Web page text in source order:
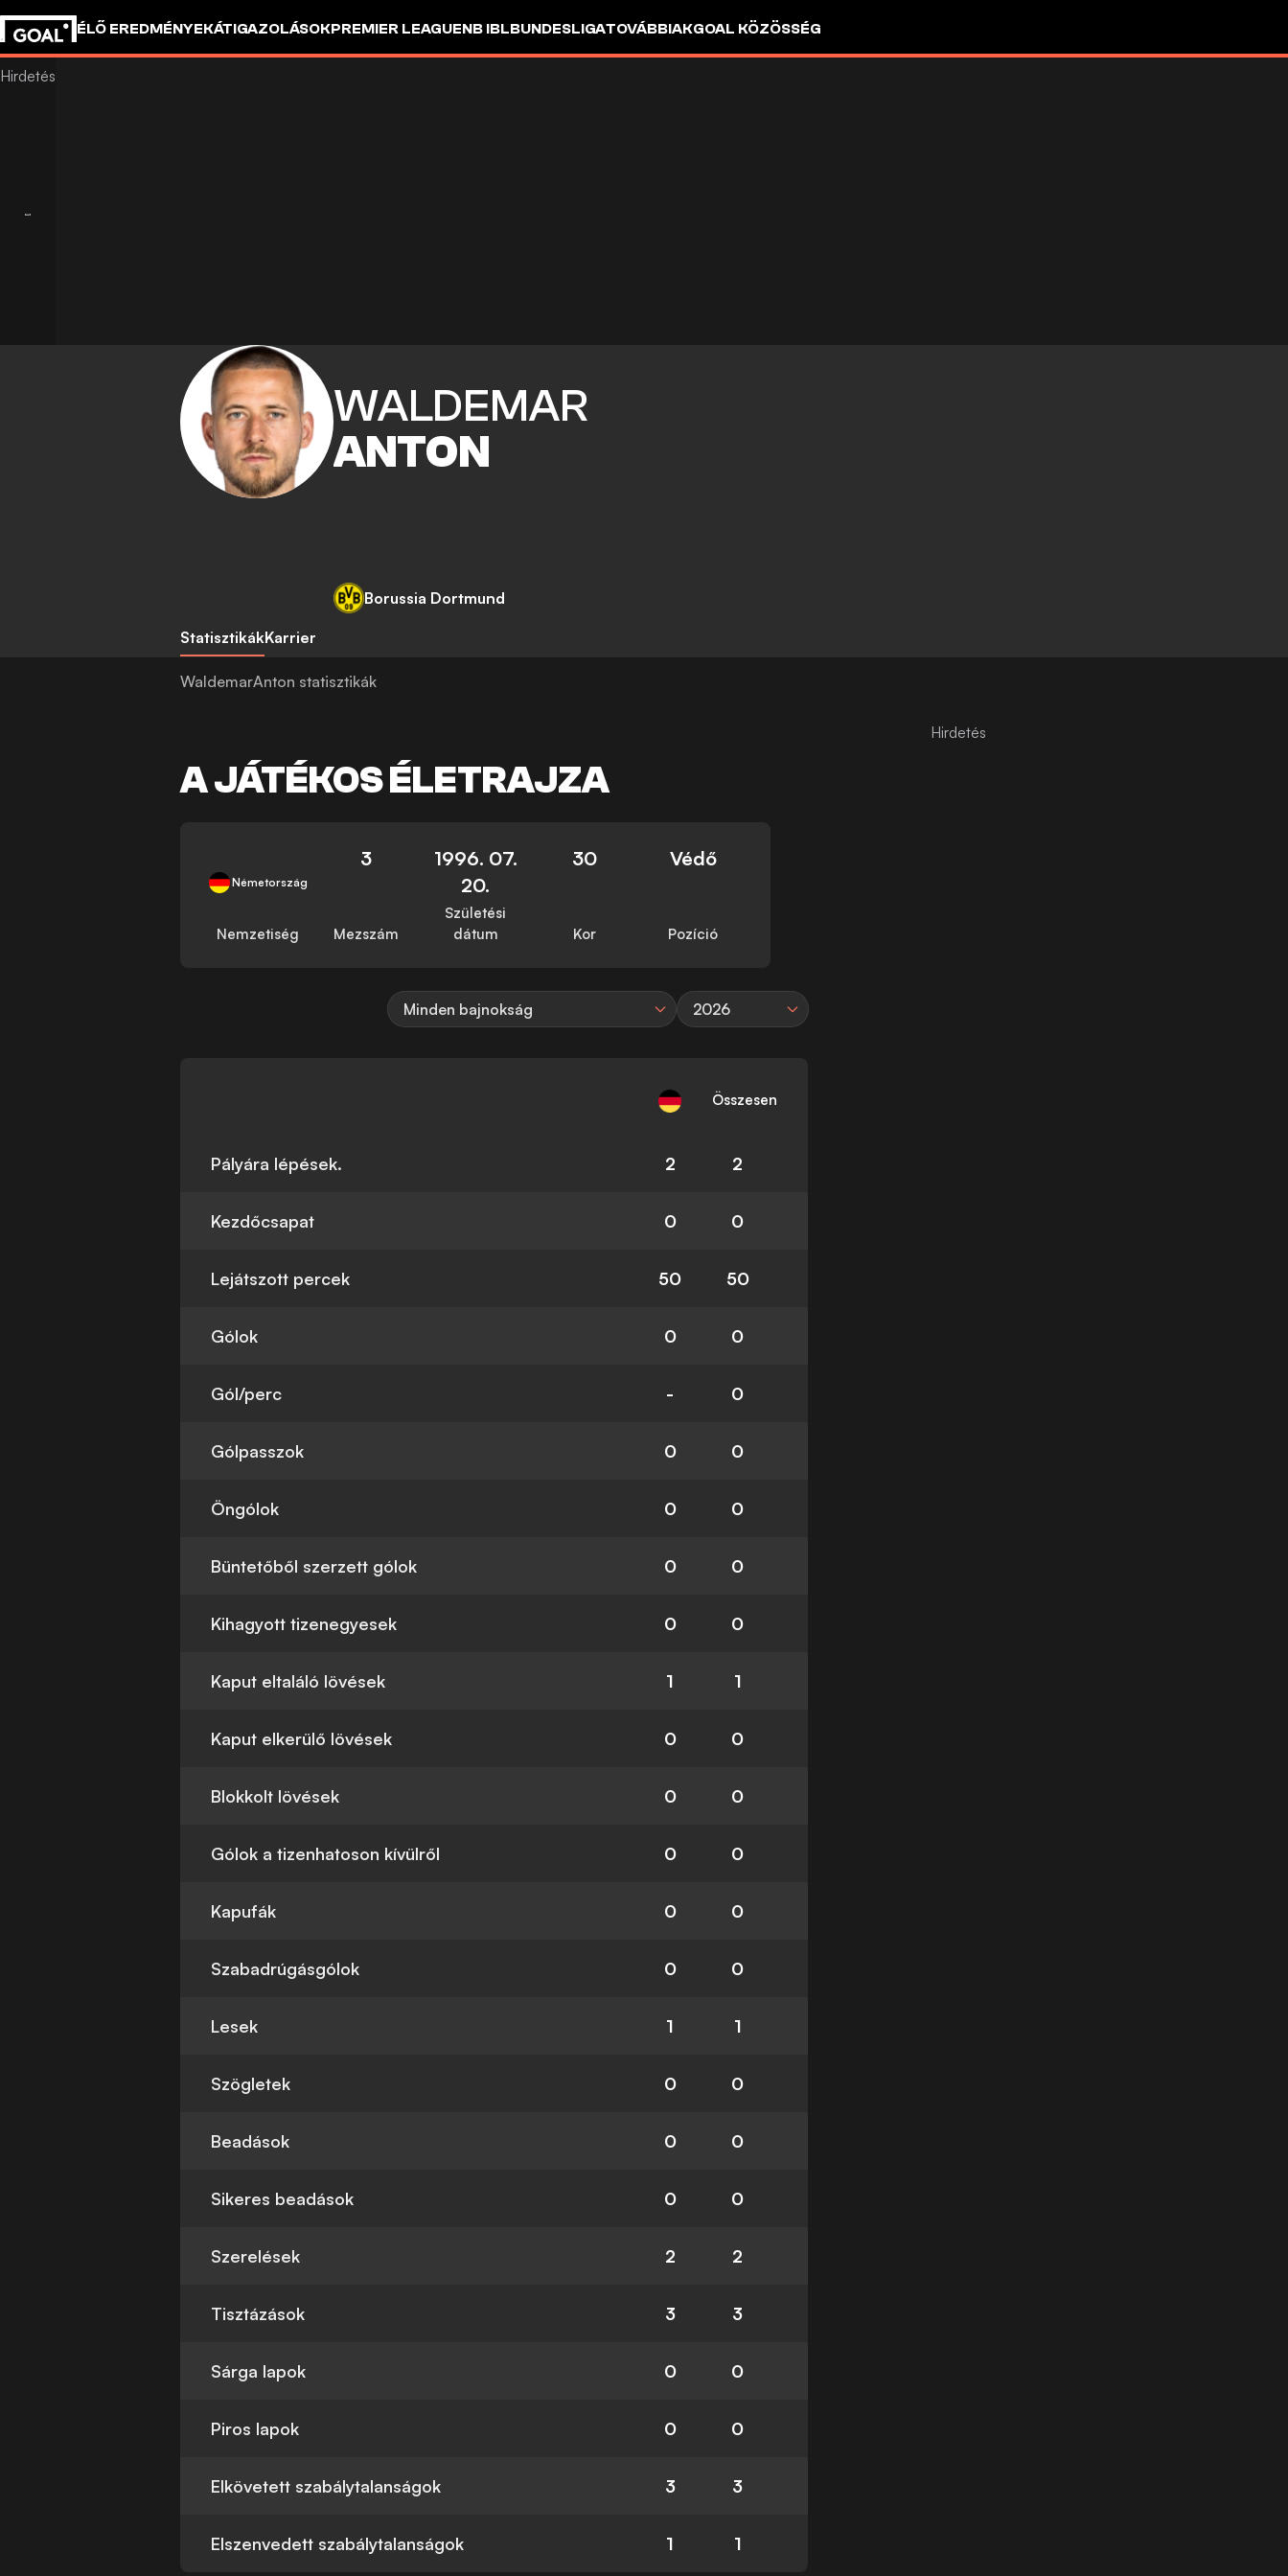
ÉLŐ EREDMÉNYEKÁTIGAZOLÁSOKPREMIER LEAGUENB IBLBUNDESLIGATOVÁBBIAKGOAL KÖZÖSSÉG
WALDEMAR
ANTON
Borussia Dortmund
StatisztikákKarrier
WaldemarAnton statisztikák
A JÁTÉKOS ÉLETRAJZA
Németország
Nemzetiség
3
Mezszám
1996. 07.
20.
Születési
dátum
30
Kor
Védő
Pozíció
Minden bajnokság 2026
Összesen
Pályára lépések. 2 2
Kezdőcsapat 0 0
Lejátszott percek 50 50
Gólok 0 0
Gól/perc - 0
Gólpasszok 0 0
Öngólok 0 0
Büntetőből szerzett gólok 0 0
Kihagyott tizenegyesek 0 0
Kaput eltaláló lövések 1 1
Kaput elkerülő lövések 0 0
Blokkolt lövések 0 0
Gólok a tizenhatoson kívülről 0 0
Kapufák 0 0
Szabadrúgásgólok 0 0
Lesek 1 1
Szögletek 0 0
Beadások 0 0
Sikeres beadások 0 0
Szerelések 2 2
Tisztázások 3 3
Sárga lapok 0 0
Piros lapok 0 0
Elkövetett szabálytalanságok 3 3
Elszenvedett szabálytalanságok 1 1